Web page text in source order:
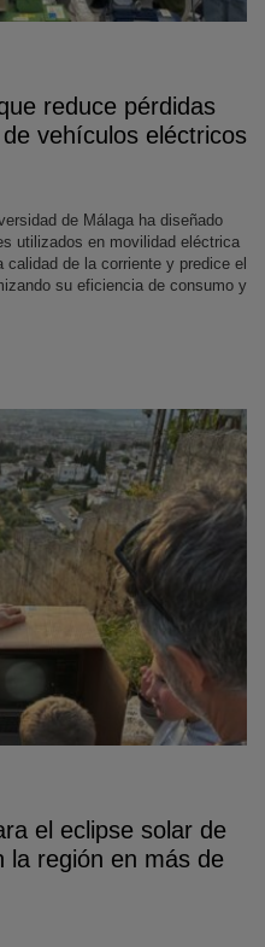
reduce pérdidas
vehículos eléctricos
de Málaga ha diseñado
utilizados en movilidad eléctrica
de la corriente y predice el
su eficiencia de consumo y
el eclipse solar de
la región en más de